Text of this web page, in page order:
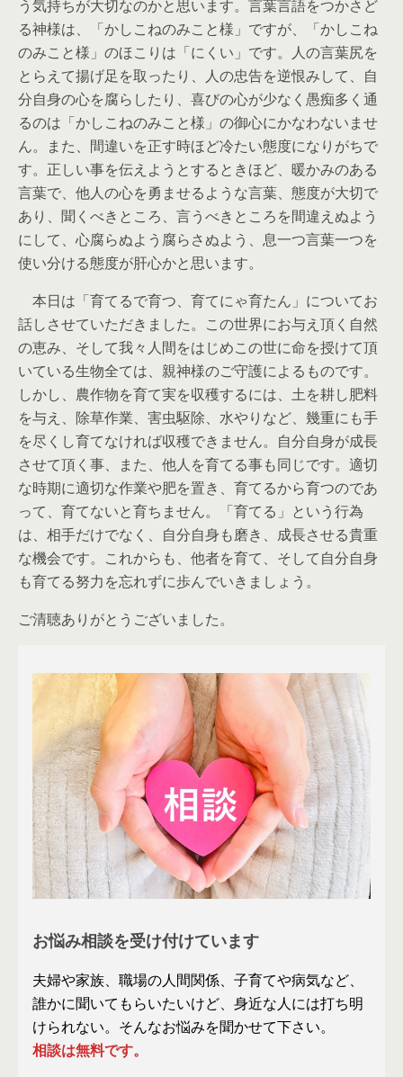
う気持ちが大切なのかと思います。言葉言語をつかさど
る神様は、「かしこねのみこと様」ですが、「かしこね
のみこと様」のほこりは「にくい」です。人の言葉尻を
とらえて揚げ足を取ったり、人の忠告を逆恨みして、自
分自身の心を腐らしたり、喜びの心が少なく愚痴多く通
るのは「かしこねのみこと様」の御心にかなわないませ
ん。また、間違いを正す時ほど冷たい態度になりがちで
す。正しい事を伝えようとするときほど、暖かみのある
言葉で、他人の心を勇ませるような言葉、態度が大切で
あり、聞くべきところ、言うべきところを間違えぬよう
にして、心腐らぬよう腐らさぬよう、息一つ言葉一つを
使い分ける態度が肝心かと思います。
本日は「育てるで育つ、育てにゃ育たん」についてお
話しさせていただきました。この世界にお与え頂く自然
の恵み、そして我々人間をはじめこの世に命を授けて頂
いている生物全ては、親神様のご守護によるものです。
しかし、農作物を育て実を収穫するには、土を耕し肥料
を与え、除草作業、害虫駆除、水やりなど、幾重にも手
を尽くし育てなければ収穫できません。自分自身が成長
させて頂く事、また、他人を育てる事も同じです。適切
な時期に適切な作業や肥を置き、育てるから育つのであ
って、育てないと育ちません。「育てる」という行為
は、相手だけでなく、自分自身も磨き、成長させる貴重
な機会です。これからも、他者を育て、そして自分自身
も育てる努力を忘れずに歩んでいきましょう。
ご清聴ありがとうございました。
お悩み相談を受け付けています
夫婦や家族、職場の人間関係、子育てや病気など、
誰かに聞いてもらいたいけど、身近な人には打ち明
けられない。そんなお悩みを聞かせて下さい。
相談は無料です。